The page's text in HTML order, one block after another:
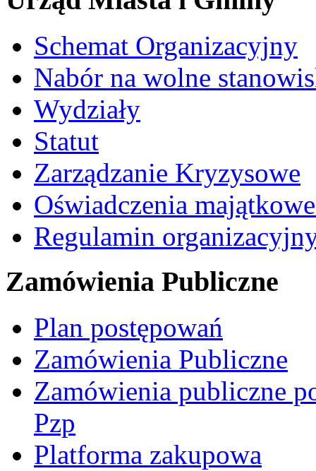
Schemat Organizacyjny
Nabór na wolne
Wydziały
Statut
Zarządzanie Kryzysowe
Oświadczenia
Regulamin
Zamówienia Publiczne
Plan postępowań
Zamówienia Publiczne
Zamówienia publiczne
Pzp
Platforma zakupowa